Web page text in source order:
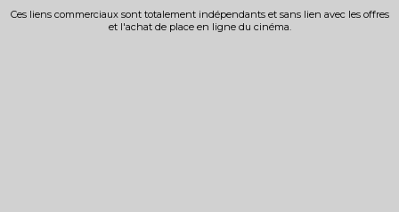
Ces liens commerciaux sont totalement indépendants et sans lien avec les offres
et l'achat de place en ligne du cinéma.